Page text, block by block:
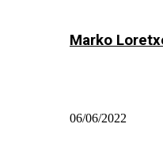
Marko
06/06/2022